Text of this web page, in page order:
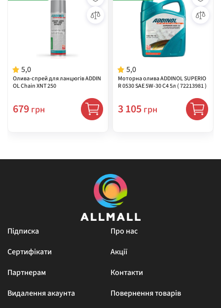
5,0
Олива-спрей для ланцюгів ADDIN
OL Chain XNT 250
679 грн
5,0
Моторна олива ADDINOL SUPERIO
R 0530 SAE 5W-30 C4 5л ( 72213981 )
3 105 грн
Підписка
Про нас
Сертифікати
Акції
Партнерам
Контакти
Видалення акаунта
Повернення товарів